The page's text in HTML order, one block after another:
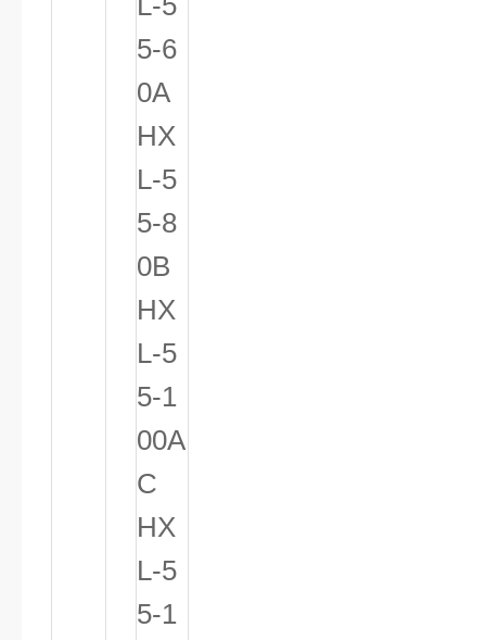
5-6
0A
HX
L-5
5-8
0B
HX
L-5
5-1
00A
C
HX
L-5
5-1